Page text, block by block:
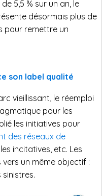
5,5 % sur un an, le
désormais plus de
pour remettre un
son label qualité
vieillissant, le réemploi
pour les
les initiatives pour
des réseaux de
incitatives, etc. Les
un même objectif :